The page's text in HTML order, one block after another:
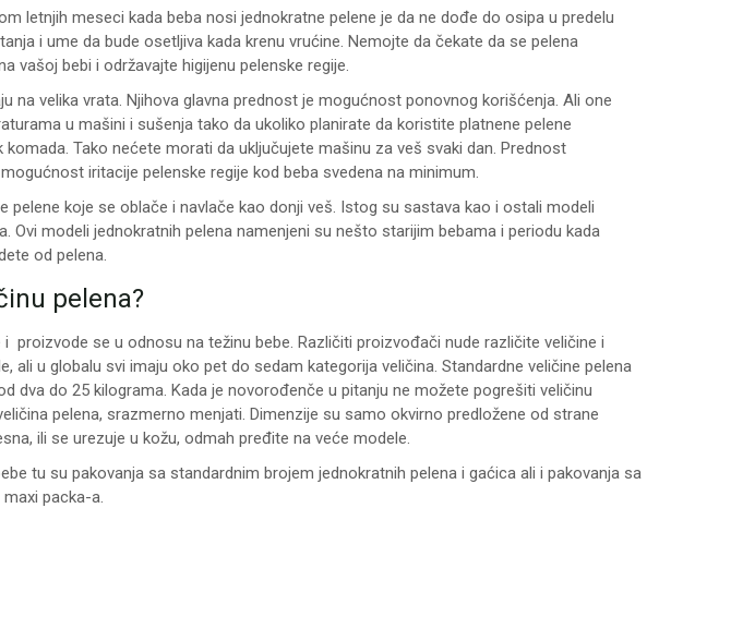
letnjih meseci kada beba nosi jednokratne pelene je da ne dođe do osipa u predelu
i ume da bude osetljiva kada krenu vrućine. Nemojte da čekate da se pelena
vašoj bebi i održavajte higijenu pelenske regije.
na velika vrata. Njihova glavna prednost je mogućnost ponovnog korišćenja. Ali one
u mašini i sušenja tako da ukoliko planirate da koristite platnene pelene
Tako nećete morati da uključujete mašinu za veš svaki dan. Prednost
iritacije pelenske regije kod beba svedena na minimum.
pelene koje se oblače i navlače kao donji veš. Istog su sastava kao i ostali modeli
Ovi modeli jednokratnih pelena namenjeni su nešto starijim bebama i periodu kada
od pelena.
pelena?
proizvode se u odnosu na težinu bebe. Različiti proizvođači nude različite veličine i
ali u globalu svi imaju oko pet do sedam kategorija veličina. Standardne veličine pelena
dva do 25 kilograma. Kada je novorođenče u pitanju ne možete pogrešiti veličinu
pelena, srazmerno menjati. Dimenzije su samo okvirno predložene od strane
ili se urezuje u kožu, odmah pređite na veće modele.
tu su pakovanja sa standardnim brojem jednokratnih pelena i gaćica ali i pakovanja sa
packa-a.